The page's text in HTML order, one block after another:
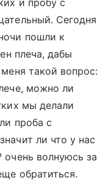
и пробу с
Сегодня
пошли к
плеча, дабы
такой вопрос:
можно ли
мы делали
проба с
ли что у нас
волнуюсь за
обратиться.